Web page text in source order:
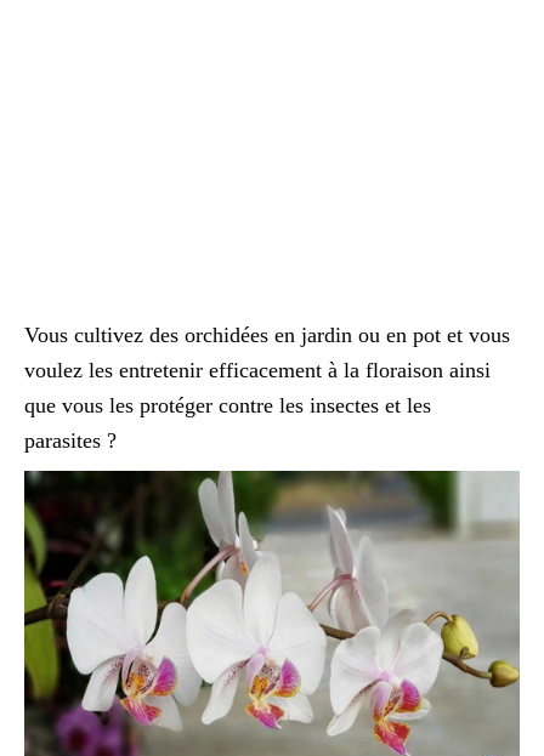
Vous cultivez des orchidées en jardin ou en pot et vous
voulez les entretenir efficacement à la floraison ainsi
que vous les protéger contre les insectes et les
parasites ?